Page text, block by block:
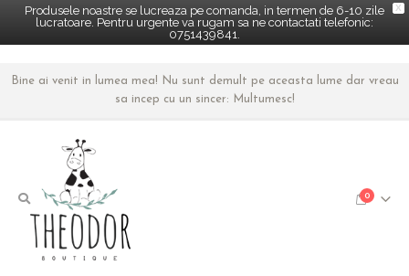
X
Produsele noastre se lucreaza pe comanda, in termen de 6-10 zile
lucratoare. Pentru urgente va rugam sa ne contactati telefonic:
0751439841.
Bine ai venit in lumea mea! Nu sunt demult pe aceasta lume dar vreau
sa incep cu un sincer: Multumesc!
0